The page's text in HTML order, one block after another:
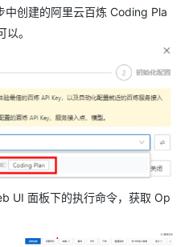
中创建的阿里云百炼 Coding Pla
。
UI 面板下的执行命令，获取 Op